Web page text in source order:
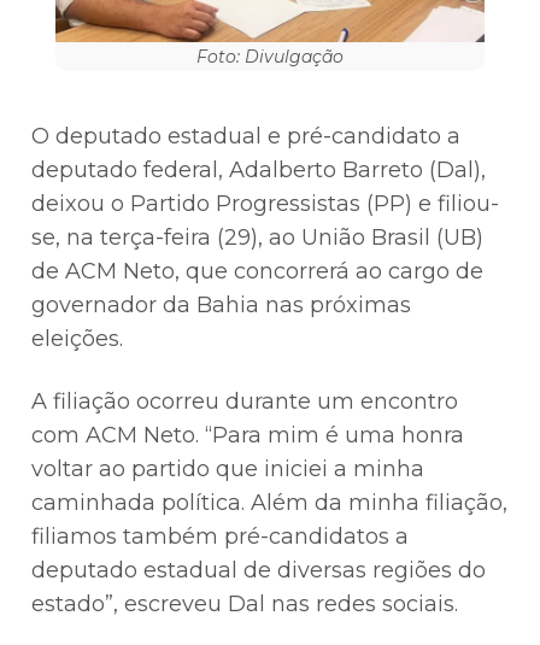
Foto: Divulgação
O deputado estadual e pré-candidato a
deputado federal, Adalberto Barreto (Dal),
deixou o Partido Progressistas (PP) e filiou-
se, na terça-feira (29), ao União Brasil (UB)
de ACM Neto, que concorrerá ao cargo de
governador da Bahia nas próximas
eleições.
A filiação ocorreu durante um encontro
com ACM Neto. “Para mim é uma honra
voltar ao partido que iniciei a minha
caminhada política. Além da minha filiação,
filiamos também pré-candidatos a
deputado estadual de diversas regiões do
estado”, escreveu Dal nas redes sociais.